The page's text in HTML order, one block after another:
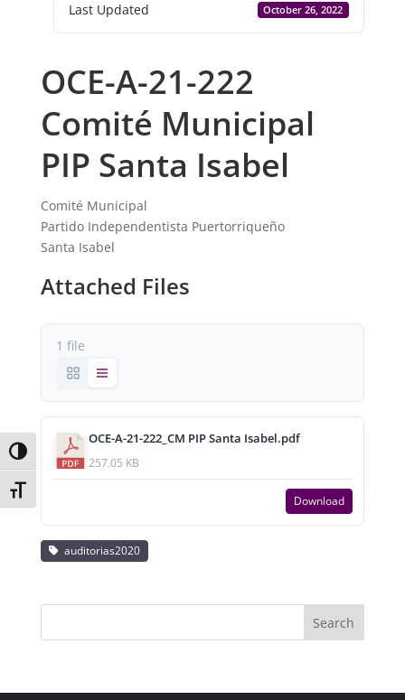
Toggle High Contrast
Toggle Font size
Last Updated October 26, 2022
OCE-A-21-222
Comité Municipal
PIP Santa Isabel
Comité Municipal
Partido Independentista Puertorriqueño
Santa Isabel
Attached Files
1 file
OCE-A-21-222_CM PIP Santa Isabel.pdf
257.05 KB
Download
auditorias2020